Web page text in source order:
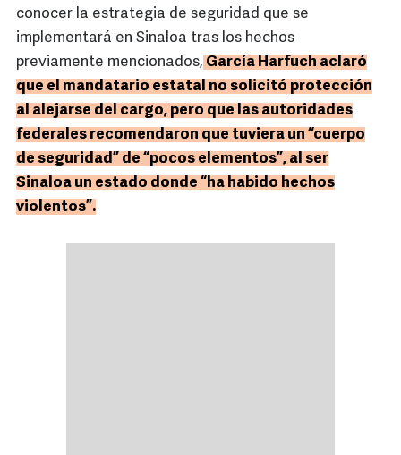
conocer la estrategia de seguridad que se
implementará en Sinaloa tras los hechos
previamente mencionados, García Harfuch aclaró
que el mandatario estatal no solicitó protección
al alejarse del cargo, pero que las autoridades
federales recomendaron que tuviera un “cuerpo
de seguridad” de “pocos elementos”, al ser
Sinaloa un estado donde “ha habido hechos
violentos”.